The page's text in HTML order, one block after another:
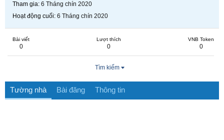
Tham gia 6 Tháng chín 2020
Hoạt động cuối 6 Tháng chín 2020
Bài viết
0
Lượt thích
0
VNB Token
0
Tìm kiếm
Tường nhà Bài đăng Thông tin